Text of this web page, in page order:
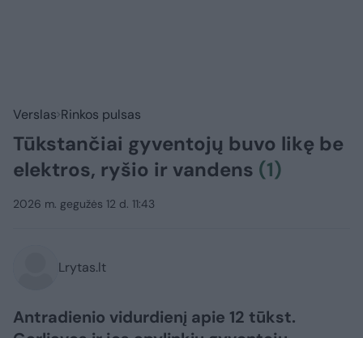
Verslas Rinkos pulsas
Tūkstančiai gyventojų buvo likę be
elektros, ryšio ir vandens (1)
2026 m. gegužės 12 d. 11:43
Lrytas.lt
Antradienio vidurdienį apie 12 tūkst.